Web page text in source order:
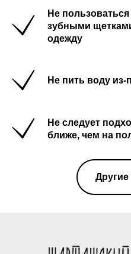
Не
зубными
одежду
Не пить воду из-
Не следует
ближе, чем на
Другие